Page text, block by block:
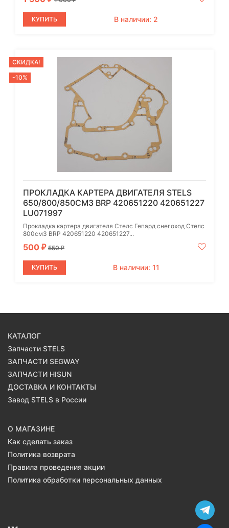
КУПИТЬ В наличии: 2
СКИДКА!
-10%
ПРОКЛАДКА КАРТЕРА ДВИГАТЕЛЯ STELS
650/800/850СМ3 BRP 420651220 420651227
LU071997
Прокладка картера двигателя Стелс Гепард снегоход Стелс
800см3 BRP 420651220 420651227...
500 ₽ 550₽
КУПИТЬ В наличии: 11
КАТАЛОГ
Запчасти STELS
ЗАПЧАСТИ SEGWAY
ЗАПЧАСТИ HISUN
ДОСТАВКА И КОНТАКТЫ
Завод STELS в России
О МАГАЗИНЕ
Как сделать заказ
Политика возврата
Правила проведения акции
Политика обработки персональных данных